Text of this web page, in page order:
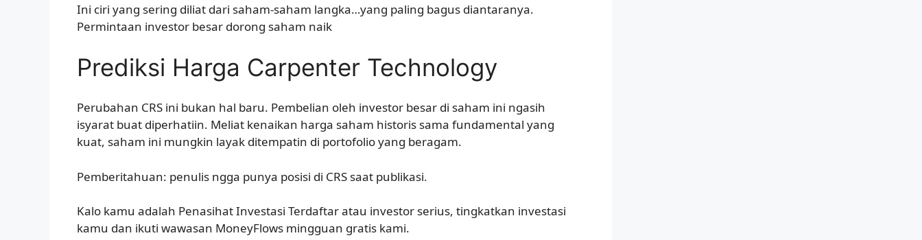
Ini ciri yang sering diliat dari saham-saham langka…yang paling bagus diantaranya.
Permintaan investor besar dorong saham naik
Prediksi Harga Carpenter Technology
Perubahan CRS ini bukan hal baru. Pembelian oleh investor besar di saham ini ngasih
isyarat buat diperhatiin. Meliat kenaikan harga saham historis sama fundamental yang
kuat, saham ini mungkin layak ditempatin di portofolio yang beragam.
Pemberitahuan: penulis ngga punya posisi di CRS saat publikasi.
Kalo kamu adalah Penasihat Investasi Terdaftar atau investor serius, tingkatkan investasi
kamu dan ikuti wawasan MoneyFlows mingguan gratis kami.